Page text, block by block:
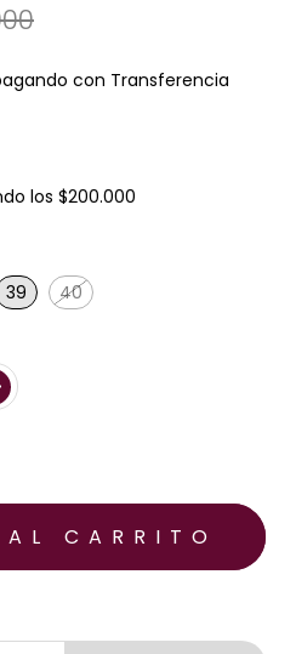
con Transferencia
los$200.000
39 40